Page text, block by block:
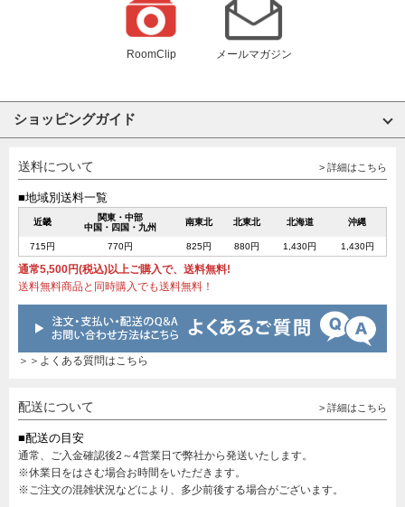
RoomClip メールマガジン
ショッピングガイド
送料について > 詳細はこちら
■地域別送料一覧
近畿
関東・中部
中国・四国・九州
南東北 北東北 北海道 沖縄
715円 770円 825円 880円 1,430円 1,430円
通常5,500円(税込)以上ご購入で、送料無料!
送料無料商品と同時購入でも送料無料！
＞＞よくある質問はこちら
配送について > 詳細はこちら
■配送の目安
通常、ご入金確認後2～4営業日で弊社から発送いたします。
※休業日をはさむ場合お時間をいただきます。
※ご注文の混雑状況などにより、多少前後する場合がございます。